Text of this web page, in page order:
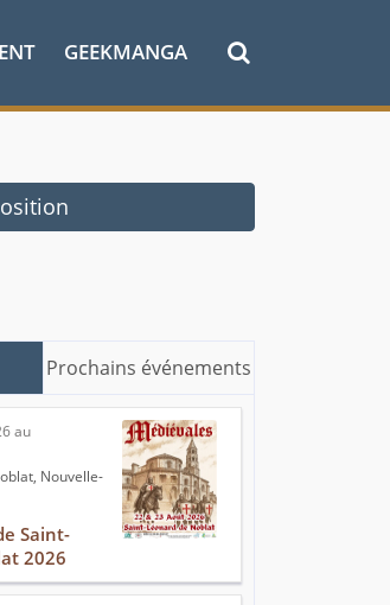
GEEKMANGA
Prochains événements
au
Nouvelle-
Saint-
2026